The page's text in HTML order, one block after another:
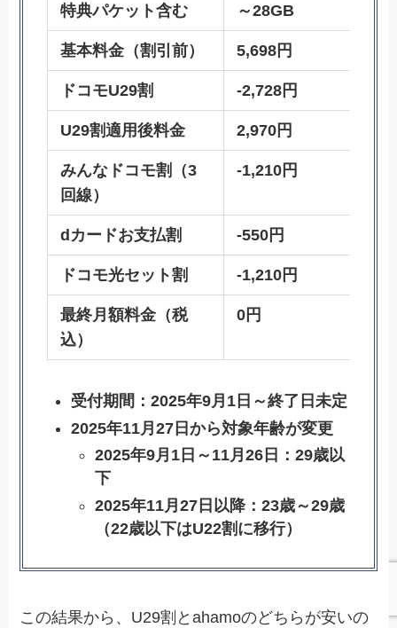
特典パケット含む ～28GB
基本料金（割引前） 5,698円
ドコモU29割 -2,728円
U29割適用後料金 2,970円
みんなドコモ割（3
回線）
-1,210円
dカードお支払割 -550円
ドコモ光セット割 -1,210円
最終月額料金（税
込）
0円
受付期間：2025年9月1日～終了日未定
2025年11月27日から対象年齢が変更
2025年9月1日～11月26日：29歳以
下
2025年11月27日以降：23歳～29歳
（22歳以下はU22割に移行）
この結果から、U29割とahamoのどちらが安いの